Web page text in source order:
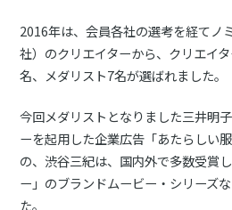
2016年は、会員各社の選考を経てノ
社）のクリエイターから、クリエイ
名、メダリスト7名が選ばれました。
今回メダリストとなりました三井明
ーを起用した企業広告「あたらしい
の、渋谷三紀は、国内外で多数受賞
ー」のブランドムービー・シリーズ
た。